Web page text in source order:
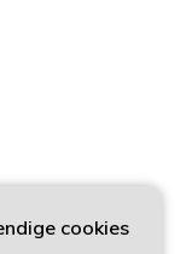
cookies